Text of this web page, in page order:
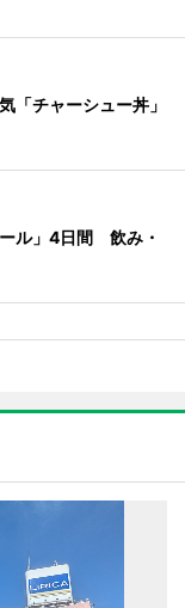
チャーシュー丼」
ル」4日間 飲み・